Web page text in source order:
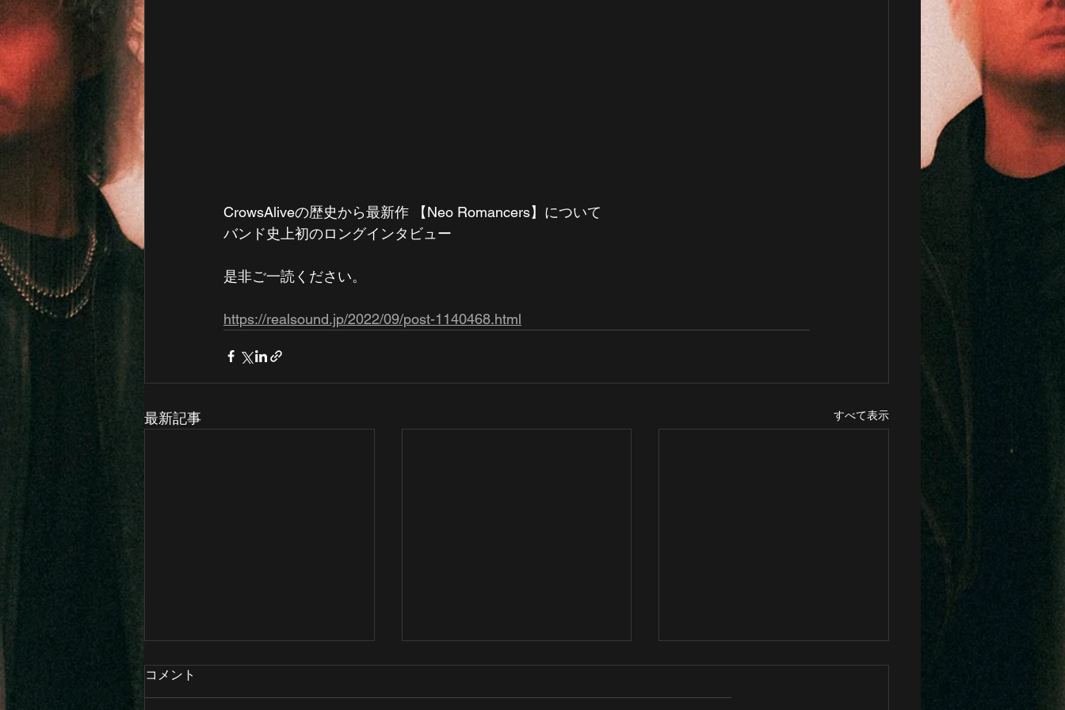
CrowsAliveの歴史から最新作 【Neo Romancers】について
バンド史上初のロングインタビュー
是非ご一読ください。
https://realsound.jp/2022/09/post-1140468.html
最新記事 すべて表示
コメント